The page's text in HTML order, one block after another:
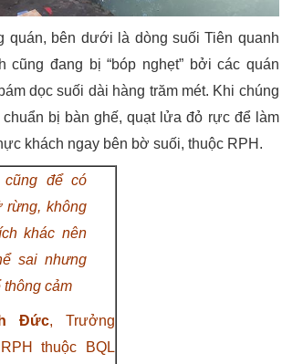
quán, bên dưới là dòng suối Tiên quanh
cũng đang bị “bóp nghẹt” bởi các quán
dọc suối dài hàng trăm mét. Khi chúng
bị bàn ghế, quạt lửa đỏ rực để làm
khách ngay bên bờ suối, thuộc RPH.
để có
rừng, không
khác nên
sai nhưng
thông cảm
Đức, Trưởng
thuộc BQL